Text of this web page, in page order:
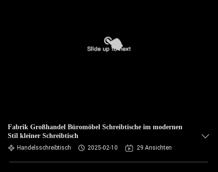
Fabrik Großhandel Büromöbel Schreibtische im modernen
Stil kleiner Schreibtisch
Handelsschreibtisch 2025-02-10 29 Ansichten